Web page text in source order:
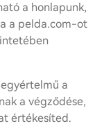
a honlapunk,
a pelda.com-ot
a
a végződése,
értékesíted.